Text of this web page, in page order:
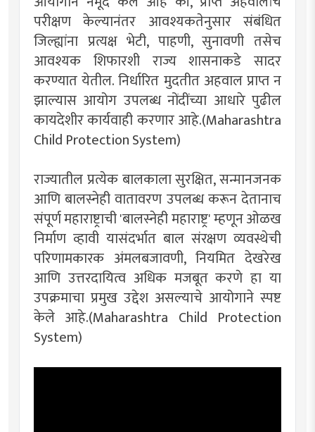
परीक्षण केल्यानंतर आवश्यकतेनुसार संबंधित
जिल्ह्यांना प्रत्यक्ष भेटी, पाहणी, सुनावणी तसेच
आवश्यक शिफारशी राज्य शासनाकडे सादर
करण्यात येतील. निर्धारित मुदतीत अहवाल प्राप्त न
झाल्यास आयोग उपलब्ध नोंदींच्या आधारे पुढील
कायदेशीर कार्यवाही करणार आहे.(Maharashtra
Child Protection System)
राज्यातील प्रत्येक बालकाला सुरक्षित, सन्मानजनक
आणि बालस्नेही वातावरण उपलब्ध करून देतानाच
संपूर्ण महाराष्ट्राची 'बालस्नेही महाराष्ट्र' म्हणून ओळख
निर्माण व्हावी यासंदर्भात बाल संरक्षण व्यवस्थेची
परिणामकारक अंमलबजावणी, नियमित देखरेख
आणि उत्तरदायित्व अधिक मजबूत करणे हा या
उपक्रमाचा प्रमुख उद्देश असल्याचे आयोगाने स्पष्ट
केले आहे.(Maharashtra Child Protection
System)